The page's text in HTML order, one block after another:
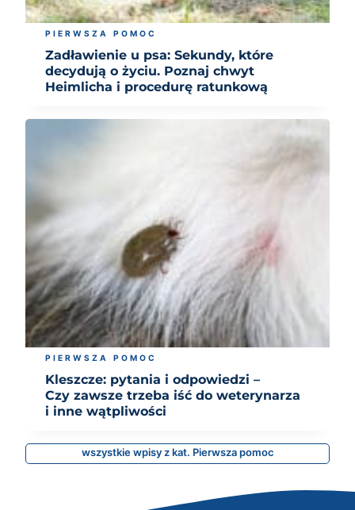
PIERWSZA POMOC
Zadławienie u psa: Sekundy, które
decydują o życiu. Poznaj chwyt
Heimlicha i procedurę ratunkową
PIERWSZA POMOC
Kleszcze: pytania i odpowiedzi –
Czy zawsze trzeba iść do weterynarza
i inne wątpliwości
wszystkie wpisy z kat. Pierwsza pomoc